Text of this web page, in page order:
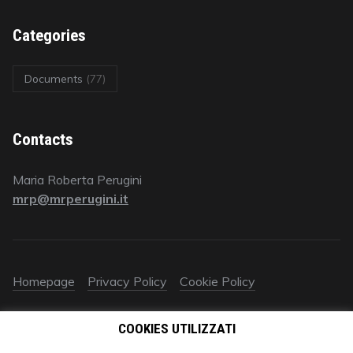
Categories
Documents (77)
Contacts
Maria Roberta Perugini
mrp@mrperugini.it
Homepage Privacy Policy Cookie Policy
09578670961‬ | È vietato ogni utilizzo (anche parziale) dei
COOKIES UTILIZZATI